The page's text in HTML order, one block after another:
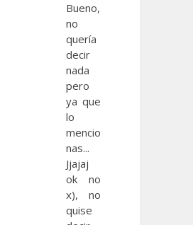
Bueno,
no
quería
decir
nada
pero
ya que
lo
mencio
nas...
Jjajaj
ok no
x), no
quise